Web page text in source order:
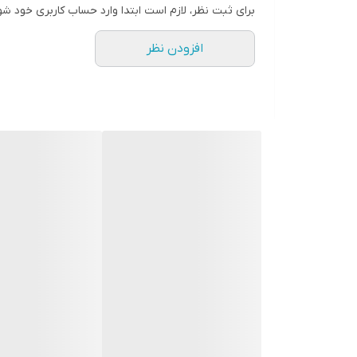
برای ثبت نظر، لازم است ابتدا وارد حساب کاربری خود
افزودن نظر